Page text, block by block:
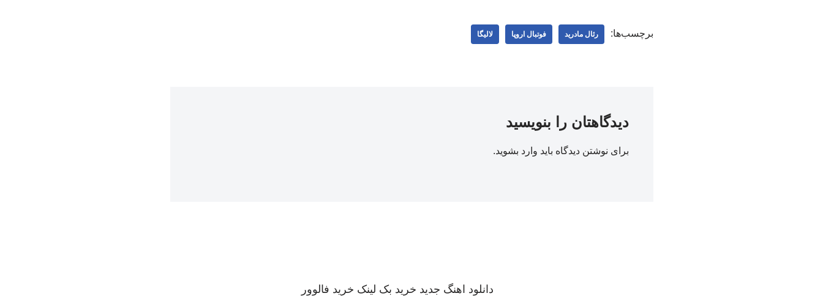
برچسب‌ها: رئال مادرید فوتبال اروپا لالیگا
دیدگاهتان را بنویسید
برای نوشتن دیدگاه باید وارد بشوید.
دانلود اهنگ جدید خرید بک لینک خرید فالوور